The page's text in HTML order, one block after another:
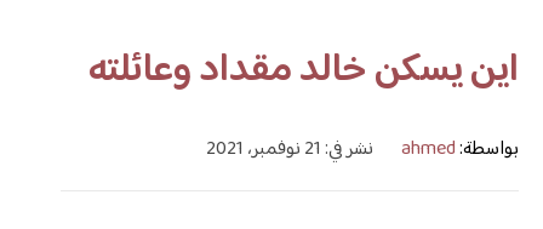
اين يسكن خالد مقداد وعائلته
بواسطة:ahmed نشر في: 21 نوفمبر، 2021